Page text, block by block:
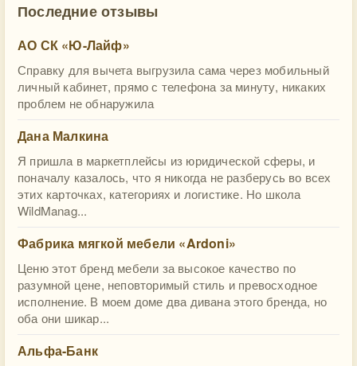
Последние отзывы
АО СК «Ю-Лайф»
Справку для вычета выгрузила сама через мобильный
личный кабинет, прямо с телефона за минуту, никаких
проблем не обнаружила
Дана Малкина
Я пришла в маркетплейсы из юридической сферы, и
поначалу казалось, что я никогда не разберусь во всех
этих карточках, категориях и логистике. Но школа
WildManag...
Фабрика мягкой мебели «Ardoni»
Ценю этот бренд мебели за высокое качество по
разумной цене, неповторимый стиль и превосходное
исполнение. В моем доме два дивана этого бренда, но
оба они шикар...
Альфа-Банк